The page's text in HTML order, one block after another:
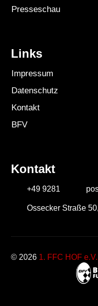
Presseschau
Links
Impressum
Datenschutz
Kontakt
BFV
Kontakt
+49 9281
Ossecker Straße
© 2026 1. FFC HOF e.V.